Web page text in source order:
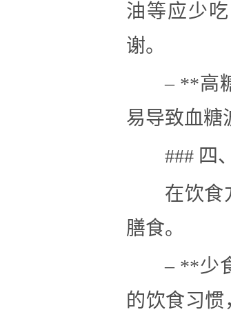
油等应少
谢。
– **高
易导致血糖
### 四
在饮食
膳食。
– **少
的饮食习